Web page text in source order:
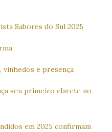
Sabores do Sul 2025
e presença
seu primeiro clarete no
em 2025 confirmam